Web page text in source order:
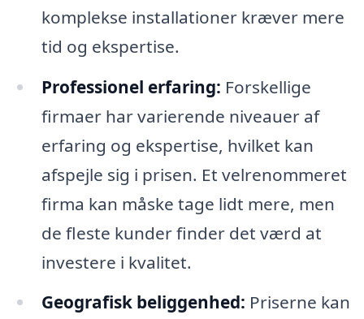
komplekse installationer kræver mere
tid og ekspertise.
Professionel erfaring: Forskellige
firmaer har varierende niveauer af
erfaring og ekspertise, hvilket kan
afspejle sig i prisen. Et velrenommeret
firma kan måske tage lidt mere, men
de fleste kunder finder det værd at
investere i kvalitet.
Geografisk beliggenhed: Priserne kan